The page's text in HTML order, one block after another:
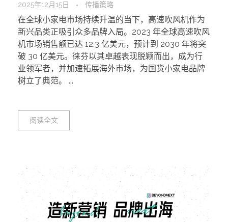
2025年12月15日 传播策略
在全球小家电市场持续升温的当下，高速吹风机作为
新兴品类正吸引众多品牌入局。2023 年全球高速吹风
机市场销售额已达 12.3 亿美元，预计到 2030 年将突
破 30 亿美元。徕芬以其卓越表现脱颖而出，成为行
业领军者，并加速拓展海外市场，为国货小家电品牌
树立了典范。 ...
阅读全文